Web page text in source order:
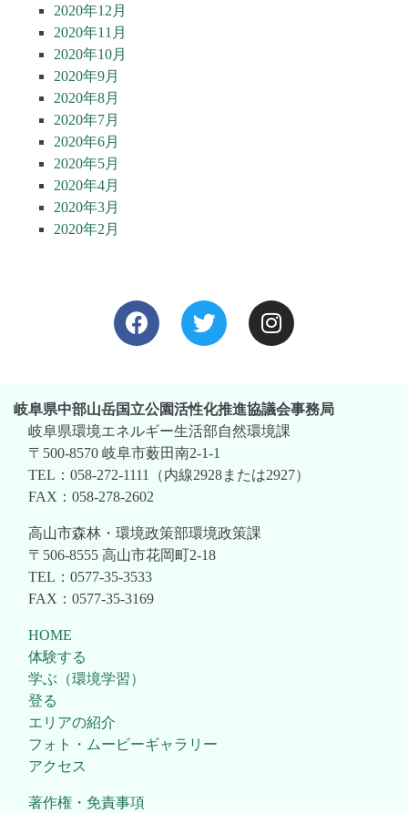
2020年12月
2020年11月
2020年10月
2020年9月
2020年8月
2020年7月
2020年6月
2020年5月
2020年4月
2020年3月
2020年2月
岐阜県中部山岳国立公園活性化推進協議会事務局
岐阜県環境エネルギー生活部自然環境課
〒500-8570 岐阜市薮田南2-1-1
TEL：058-272-1111（内線2928または2927）
FAX：058-278-2602
高山市森林・環境政策部環境政策課
〒506-8555 高山市花岡町2-18
TEL：0577-35-3533
FAX：0577-35-3169
HOME
体験する
学ぶ（環境学習）
登る
エリアの紹介
フォト・ムービーギャラリー
アクセス
著作権・免責事項